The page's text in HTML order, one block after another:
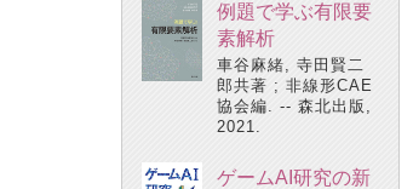
例題で学ぶ有限要
素解析
車谷麻緒, 寺田賢二
郎共著 ; 非線形CAE
協会編. -- 森北出版,
2021.
ゲームAI研究の新